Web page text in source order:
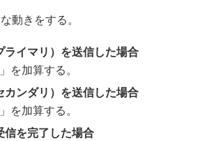
動きをする。
イマリ）を送信した場合
を加算する。
ンダリ）を送信した場合
を加算する。
信を完了した場合